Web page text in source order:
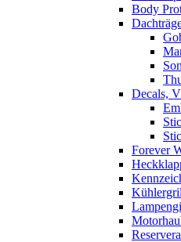
Body
Decals,
Forever